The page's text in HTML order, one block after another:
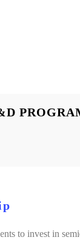
to invest in